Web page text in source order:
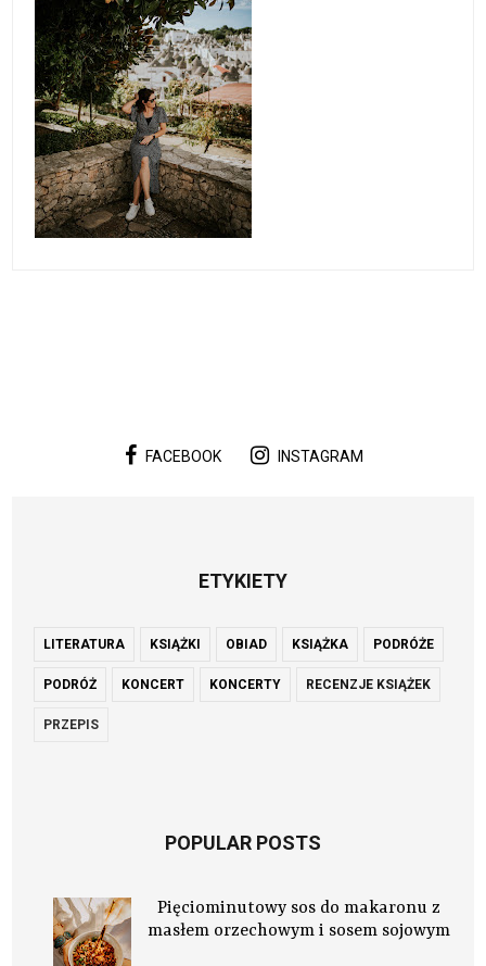
FACEBOOK INSTAGRAM
ETYKIETY
LITERATURA KSIĄŻKI OBIAD KSIĄŻKA PODRÓŻE
PODRÓŻ KONCERT KONCERTY RECENZJE KSIĄŻEK
PRZEPIS
POPULAR POSTS
Pięciominutowy sos do makaronu z
masłem orzechowym i sosem sojowym